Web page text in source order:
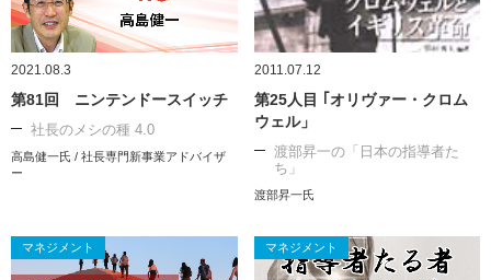
2021.08.3
第81回 ニンテンドースイッチ
社長のメシの種 4.0
高島健一氏 / 社長専門新事業アドバイザ
ー
2011.07.12
第25人目 ｢オリヴァー・クロム
ウェル」
渡部昇一の「日本の指導者た
ち」
渡部昇一氏
マネジメント マネジメント